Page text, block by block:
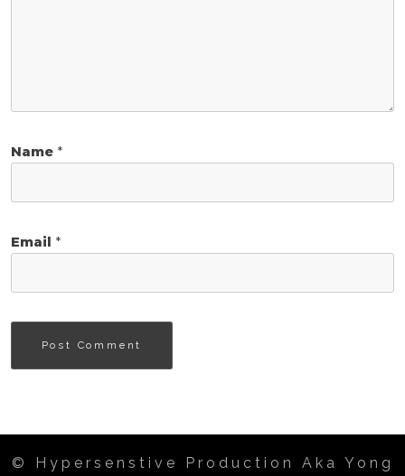
Name *
Email *
© Hypersenstive Production Aka Yong